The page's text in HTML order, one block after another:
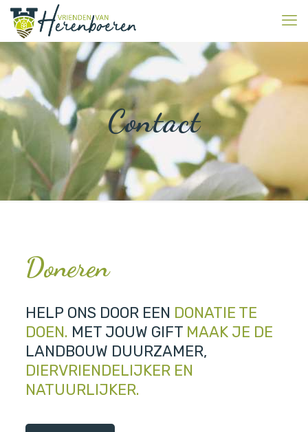
Contact
Doneren
HELP ONS DOOR EEN DONATIE TE
DOEN. MET JOUW GIFT MAAKJE DE
LANDBOUW DUURZAMER,
DIERVRIENDELIJKEREN
NATUURLIJKER.